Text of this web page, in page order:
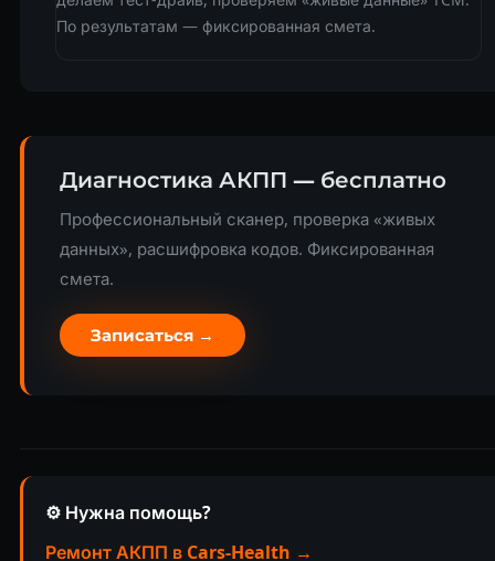
По результатам — фиксированная смета.
Диагностика АКПП — бесплатно
Профессиональный сканер, проверка «живых
данных», расшифровка кодов. Фиксированная
смета.
Записаться →
⚙️ Нужна помощь?
Ремонт АКПП в Cars-Health →